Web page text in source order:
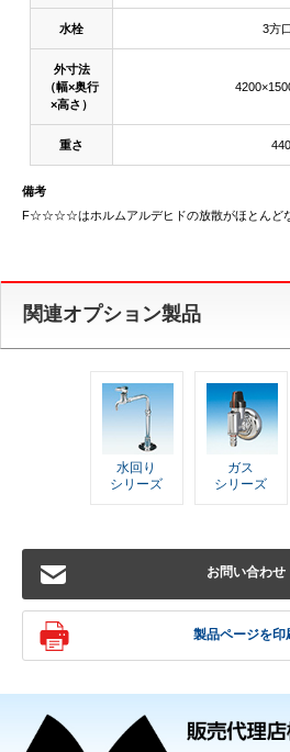
水栓 3方
外寸法
（幅×奥行
×高さ）
重さ
備考
F☆☆☆☆はホルムアルデヒドの放散がほとんどな
関連オプション製品
水回り
シリーズ
ガス
シリーズ
お問い合わせ
製品ページを印